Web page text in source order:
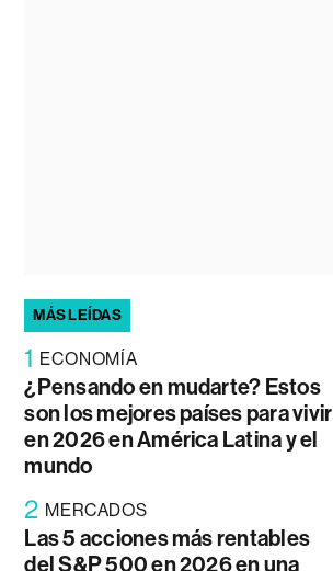
MÁS LEÍDAS
1 ECONOMÍA
¿Pensando en mudarte? Estos
son los mejores países para vivir
en 2026 en América Latina y el
mundo
2 MERCADOS
Las 5 acciones más rentables
del S&P 500 en 2026 en una